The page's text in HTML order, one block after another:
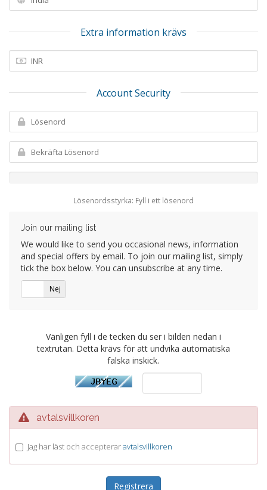
Extra information krävs
Account Security
Lösenordsstyrka: Fyll i ett lösenord
Join our mailing list
We would like to send you occasional news, information
and special offers by email. To join our mailing list, simply
tick the box below. You can unsubscribe at any time.
Nej
Vänligen fyll i de tecken du ser i bilden nedan i
textrutan. Detta krävs för att undvika automatiska
falska inskick.
avtalsvillkoren
Jag har läst och accepteraravtalsvillkoren